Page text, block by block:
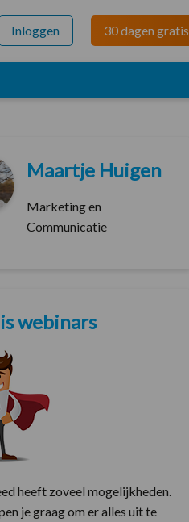
Inloggen 30 dagen gratis
Maartje Huigen
Marketing en
Communicatie
webinars
heeft zoveel mogelijkheden.
je graag om er alles uit te